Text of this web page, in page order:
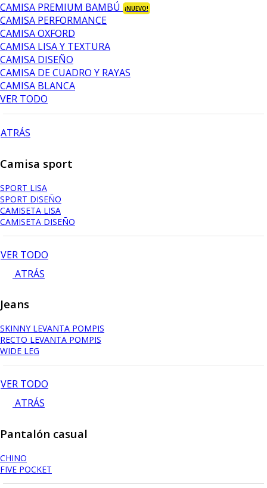
CAMISA PREMIUM BAMBÚ ¡NUEVO!
CAMISA PERFORMANCE
CAMISA OXFORD
CAMISA LISA Y TEXTURA
CAMISA DISEÑO
CAMISA DE CUADRO Y RAYAS
CAMISA BLANCA
VER TODO
ATRÁS
Camisa sport
SPORT LISA
SPORT DISEÑO
CAMISETA LISA
CAMISETA DISEÑO
VER TODO
ATRÁS
Jeans
SKINNY LEVANTA POMPIS
RECTO LEVANTA POMPIS
WIDE LEG
VER TODO
ATRÁS
Pantalón casual
CHINO
FIVE POCKET